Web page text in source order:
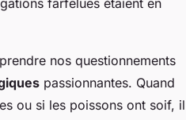
nos questionnements
passionnantes. Quand
ou si les poissons ont soif, il